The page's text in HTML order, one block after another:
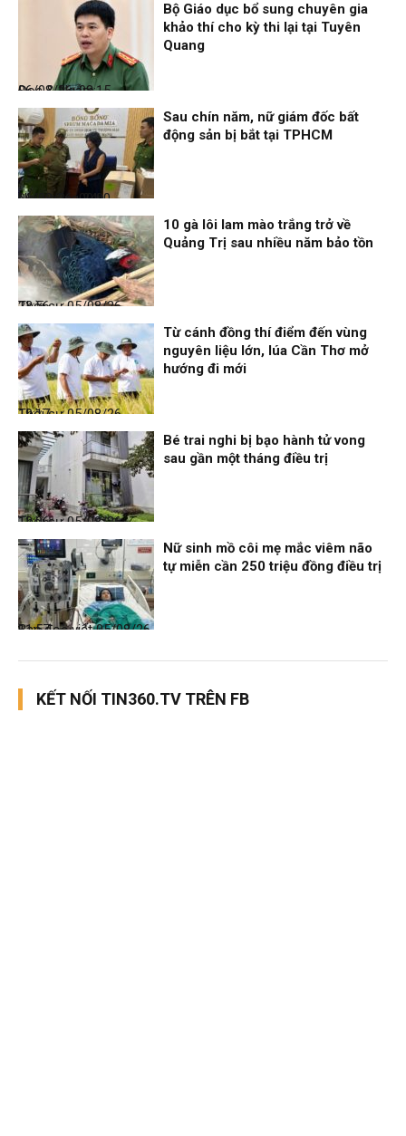
Đọc & Ngẫm
06/08/26, 08:15
Bộ Giáo dục bổ sung chuyên gia
khảo thí cho kỳ thi lại tại Tuyên
Quang
Nhịp sống 24h
06/08/26, 00:00
Sau chín năm, nữ giám đốc bất
động sản bị bắt tại TPHCM
Thời sự
05/08/26, 23:56
10 gà lôi lam mào trắng trở về
Quảng Trị sau nhiều năm bảo tồn
Thời sự
05/08/26, 19:17
Từ cánh đồng thí điểm đến vùng
nguyên liệu lớn, lúa Cần Thơ mở
hướng đi mới
Thời sự
05/08/26, 12:06
Bé trai nghi bị bạo hành tử vong
sau gần một tháng điều trị
Bạn đọc viết
05/08/26, 11:57
Nữ sinh mồ côi mẹ mắc viêm não
tự miễn cần 250 triệu đồng điều trị
KẾT NỐI TIN360.TV TRÊN FB